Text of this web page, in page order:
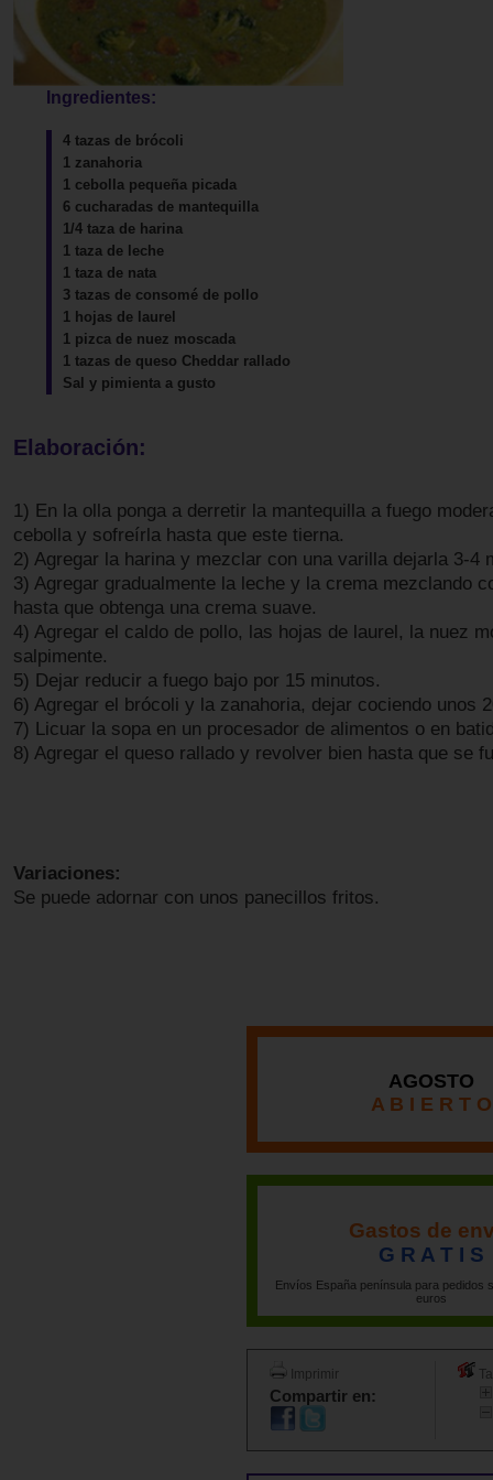
Ingredientes:
4 tazas de brócoli
1 zanahoria
1 cebolla pequeña picada
6 cucharadas de mantequilla
1/4 taza de harina
1 taza de leche
1 taza de nata
3 tazas de consomé de pollo
1 hojas de laurel
1 pizca de nuez moscada
1 tazas de queso Cheddar rallado
Sal y pimienta a gusto
Elaboración:
1) En la olla ponga a derretir la mantequilla a fuego
cebolla y sofreírla hasta que este tierna.
2) Agregar la harina y mezclar con una varilla dejarla 3-4
3) Agregar gradualmente la leche y la crema mezclando
hasta que obtenga una crema suave.
4) Agregar el caldo de pollo, las hojas de laurel, la nuez
salpimente.
5) Dejar reducir a fuego bajo por 15 minutos.
6) Agregar el brócoli y la zanahoria, dejar cociendo unos
7) Licuar la sopa en un procesador de alimentos o en
8) Agregar el queso rallado y revolver bien hasta que se
Variaciones:
Se puede adornar con unos panecillos fritos.
AGOSTO
A B I E R T O
Gastos de
G R A T I S
Envíos España península para pedidos
euros
Imprimir
Compartir en: